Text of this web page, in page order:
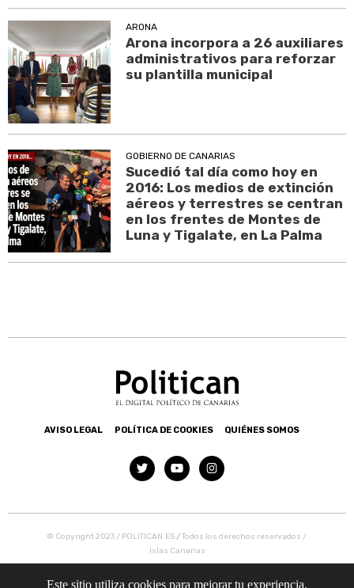
ARONA
Arona incorpora a 26 auxiliares
administrativos para reforzar
su plantilla municipal
GOBIERNO DE CANARIAS
Sucedió tal día como hoy en
2016: Los medios de extinción
aéreos y terrestres se centran
en los frentes de Montes de
Luna y Tigalate, en La Palma
AVISO LEGAL POLÍTICA DE COOKIES QUIÉNES SOMOS
© Copyright 2023 / POLITICAN.ES /Todos los derechos reservados /
Islas Canarias
Este sitio utiliza cookies para mejorar tu experiencia.